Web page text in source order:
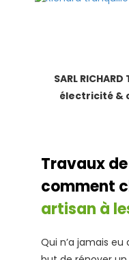
SARL
électricité &
Travaux
comment
artisan à
Qui n’a jamais